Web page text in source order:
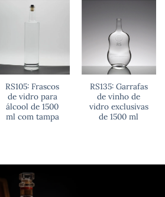
RS105: Frascos
de vidro para
álcool de 1500
ml com tampa
RS135: Garrafas
de vinho de
vidro exclusivas
de 1500 ml